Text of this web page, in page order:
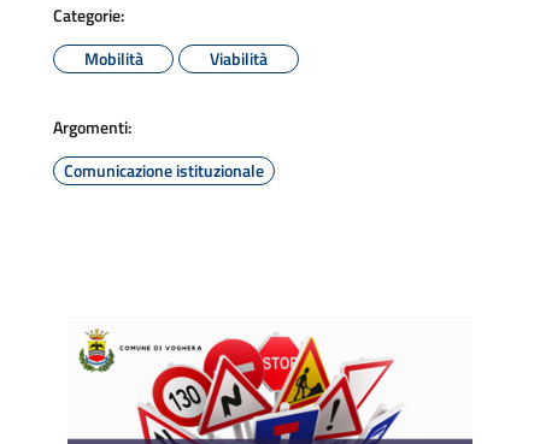
Categorie:
Mobilità
Viabilità
Argomenti:
Comunicazione istituzionale